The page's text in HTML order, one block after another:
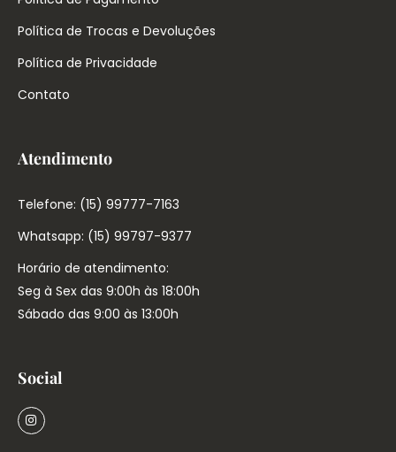
Política de Trocas e Devoluções
Política de Privacidade
Contato
Atendimento
Telefone: (15) 99777-7163
Whatsapp: (15) 99797-9377
Horário de atendimento:
Seg à Sex das 9:00h às 18:00h
Sábado das 9:00 às 13:00h
Social